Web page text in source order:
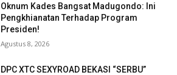
Oknum Kades Bangsat Madugondo: Ini
Pengkhianatan Terhadap Program
Presiden!
Agustus 8, 2026
DPC XTC SEXYROAD BEKASI “SERBU”